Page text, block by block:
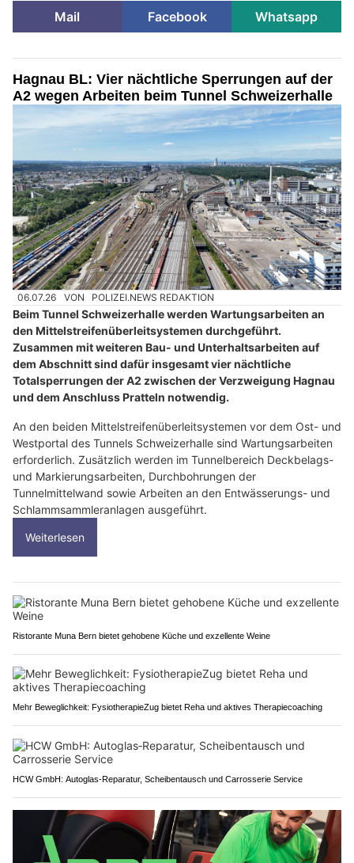
Mail
Facebook Whatsapp
Hagnau BL: Vier nächtliche Sperrungen auf der
A2 wegen Arbeiten beim Tunnel Schweizerhalle
06.07.26 VON POLIZEI.NEWS REDAKTION
Beim Tunnel Schweizerhalle werden Wartungsarbeiten an
den Mittelstreifenüberleitsystemen durchgeführt.
Zusammen mit weiteren Bau- und Unterhaltsarbeiten auf
dem Abschnitt sind dafür insgesamt vier nächtliche
Totalsperrungen der A2 zwischen der Verzweigung Hagnau
und dem Anschluss Pratteln notwendig.
An den beiden Mittelstreifenüberleitsystemen vor dem Ost- und
Westportal des Tunnels Schweizerhalle sind Wartungsarbeiten
erforderlich. Zusätzlich werden im Tunnelbereich Deckbelags-
und Markierungsarbeiten, Durchbohrungen der
Tunnelmittelwand sowie Arbeiten an den Entwässerungs- und
Schlammsammleranlagen ausgeführt.
Weiterlesen
Ristorante Muna Bern bietet gehobene Küche und exzellente Weine
Mehr Beweglichkeit: FysiotherapieZug bietet Reha und aktives Therapiecoaching
HCW GmbH: Autoglas‑Reparatur, Scheibentausch und Carrosserie Service